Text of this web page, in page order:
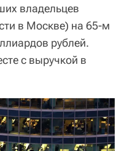
владельцев
в Москве) на 65-м
рублей.
с выручкой в